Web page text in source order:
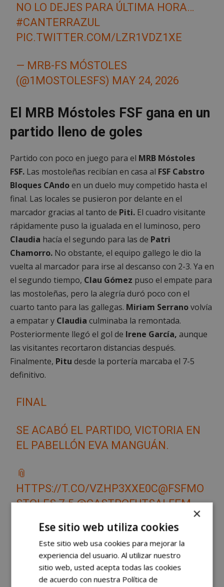
NO LO DEJES PARA ÚLTIMA HORA…
#CANTERRAZUL
PIC.TWITTER.COM/LZR1VDZ1XE
— MRB-FS MÓSTOLES
(@1MOSTOLESFS) MAY 24, 2026
El MRB Móstoles FSF gana en un
partido lleno de goles
Partido con poco en juego para el MRB Móstoles
FSF. Las mostoleñas recibían en casa al FSF Cabstro
Bloques CAndoen un duelo muy competido hasta el
final. Las locales se pusieron por delante en el
marcador gracias al tanto de Piti. El cuadro visitante
rápidamente puso la igualada en el luminoso, pero
Claudia hacía el segundo para las de Patri
Chamorro. No obstante, el equipo gallego le dio la
vuelta al marcador para irse al descanso con 2-3. Ya en
el segundo tiempo, Clau Gómez puso el empate para
las mostoleñas, pero la alegría duró poco con el
cuarto tanto para las gallegas. Miriam Serranovolvía
a empatar y Claudia culminaba la remontada.
Posteriormente llegó el gol de Irene García, aunque
las visitantes recortaron distancias después.
Finalmente, Pitu desde la portería marcaba el 7-5
definitivo.
FINAL
SE ACABÓ EL PARTIDO, VICTORIA EN
EL PABELLÓN EVA MANGUÁN.
📎
HTTPS://T.CO/VZHP3XXE0C@FSFMO
STOLES7-5@CASTROFUTSALFEM
PIC.TWITTER.COM/SYG7YEWMZZ
— MRB MÓSTOLES FSF
(@FSFMOSTOLES)MAY 23, 2026
×
Ese sitio web utiliza cookies
Este sitio web usa cookies para mejorar la
experiencia del usuario. Al utilizar nuestro
sitio web, usted acepta todas las cookies
de acuerdo con nuestra Política de